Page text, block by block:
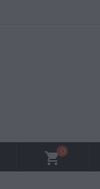
shopping_cart0